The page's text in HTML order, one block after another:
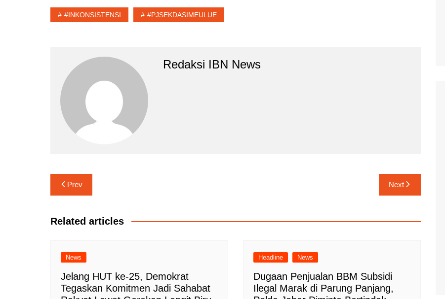
#INKONSISTENSI #PJSEKDASIMEULUE
Redaksi IBN News
Navigasi
pos
Prev Next
Related articles
News
Jelang HUT ke-25, Demokrat
Tegaskan Komitmen Jadi Sahabat
Headline News
Dugaan Penjualan BBM Subsidi
Ilegal Marak di Parung Panjang,